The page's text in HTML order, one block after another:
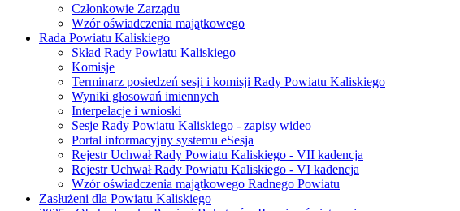
Członkowie Zarządu
Wzór oświadczenia majątkowego
Rada Powiatu Kaliskiego
Skład Rady Powiatu Kaliskiego
Komisje
Terminarz posiedzeń sesji i komisji Rady Powiatu Kaliskiego
Wyniki głosowań imiennych
Interpelacje i wnioski
Sesje Rady Powiatu Kaliskiego - zapisy wideo
Portal informacyjny systemu eSesja
Rejestr Uchwał Rady Powiatu Kaliskiego - VII kadencja
Rejestr Uchwał Rady Powiatu Kaliskiego - VI kadencja
Wzór oświadczenia majątkowego Radnego Powiatu
Zasłużeni dla Powiatu Kaliskiego